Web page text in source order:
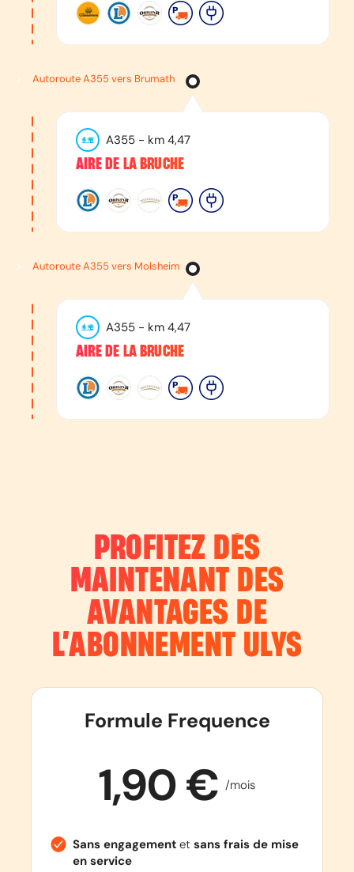
Autoroute A355 vers Brumath
A355 - km 4,47
AIRE DE LA BRUCHE
Autoroute A355 vers Molsheim
A355 - km 4,47
AIRE DE LA BRUCHE
PROFITEZ DÈS
MAINTENANT DES
AVANTAGES DE
L’ABONNEMENT ULYS
Formule Frequence
1,90 € /mois
Sans engagementet sans frais de mise
en service